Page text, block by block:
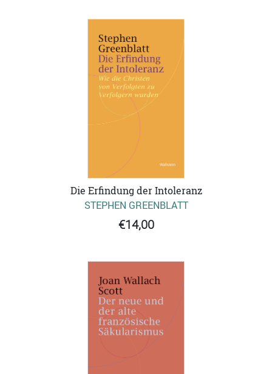
Die Erfindung der Intoleranz
STEPHEN GREENBLATT
€14,00